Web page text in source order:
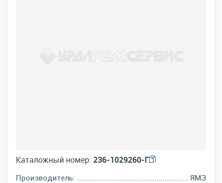
Каталожный номер: 236-1029260-Г
Производитель: ЯМЗ